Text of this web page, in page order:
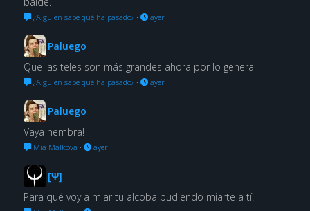
¿Alguien sabe qué ha pasado?· ayer
Paluego
Que las teles son más grandes ahora por lo general
¿Alguien sabe qué ha pasado?· ayer
Paluego
Vaya hembra!
Mia Malkova · ayer
[Ψ]
Para qué voy a miar tu alcoba pudiendo miarte a tí.